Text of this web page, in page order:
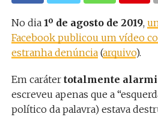
No dia 1º de agosto de 2019,
Facebook publicou um vídeo
estranha denúncia(arquivo).
Em caráter totalmente
escreveu apenas que a
político da palavra) estava